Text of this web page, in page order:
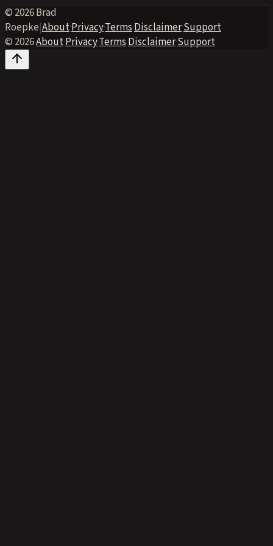
© 2026 Brad
Roepke|About·Privacy·Terms·Disclaimer·Support
© 2026·About·Privacy·Terms·Disclaimer·Support